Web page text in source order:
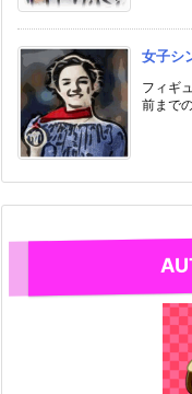
女子シ
フィギ
前まで